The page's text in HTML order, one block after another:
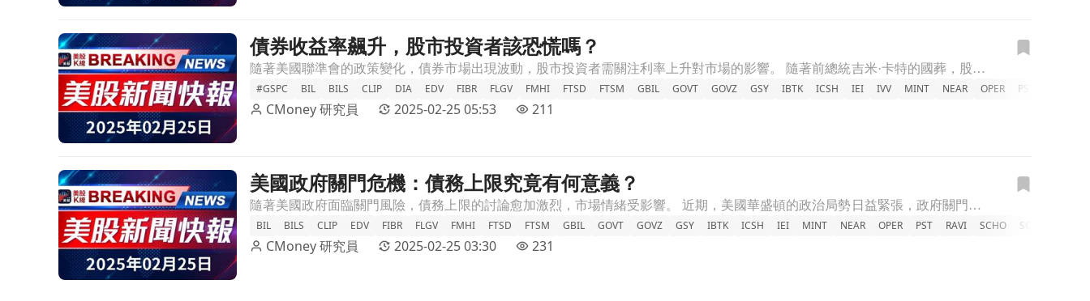
前往債券收益率飆升，股市投資者該恐慌嗎？文章頁債券收益率飆升，股市投資者該恐慌嗎？
隨著美國聯準會的政策變化，債券市場出現波動，股市投資者需關注利率上升對市場的影響。 隨著前總統吉米·卡特的國葬，股市於週四休市，但債券市場仍持續運作，引發投資者關注。近幾個月來，美國聯準會（Fed）所
#GSPC
BIL BILS CLIP DIA EDV FIBR FLGV FMHI FTSD FTSM GBIL GOVT GOVZ GSY IBTK ICSH IEI IVV MINT NEAR OPER PST
CMoney 研究員 2025-02-25 05:53 211
前往美國政府關門危機：債務上限究竟有何意義？文章頁美國政府關門危機：債務上限究竟有何意義？
隨著美國政府面臨關門風險，債務上限的討論愈加激烈，市場情緒受影響。 近期，美國華盛頓的政治局勢日益緊張，政府關門的可能性讓投資者心生不安。特別是聯邦儲備系統釋出的負面訊息，更是打亂了市場的樂觀氣氛。債
BIL
BILS CLIP EDV FIBR FLGV FMHI FTSD FTSM GBIL GOVT GOVZ GSY IBTK ICSH IEI MINT NEAR OPER PST RAVI SCHO SCHQ
CMoney 研究員 2025-02-25 03:30 231